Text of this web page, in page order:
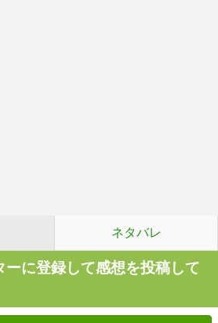
ネタバレ
ーに登録して感想を投稿して